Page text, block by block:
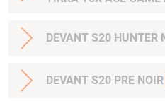
DEVANT S20 HUNTER
DEVANT S20 PRE NOIR